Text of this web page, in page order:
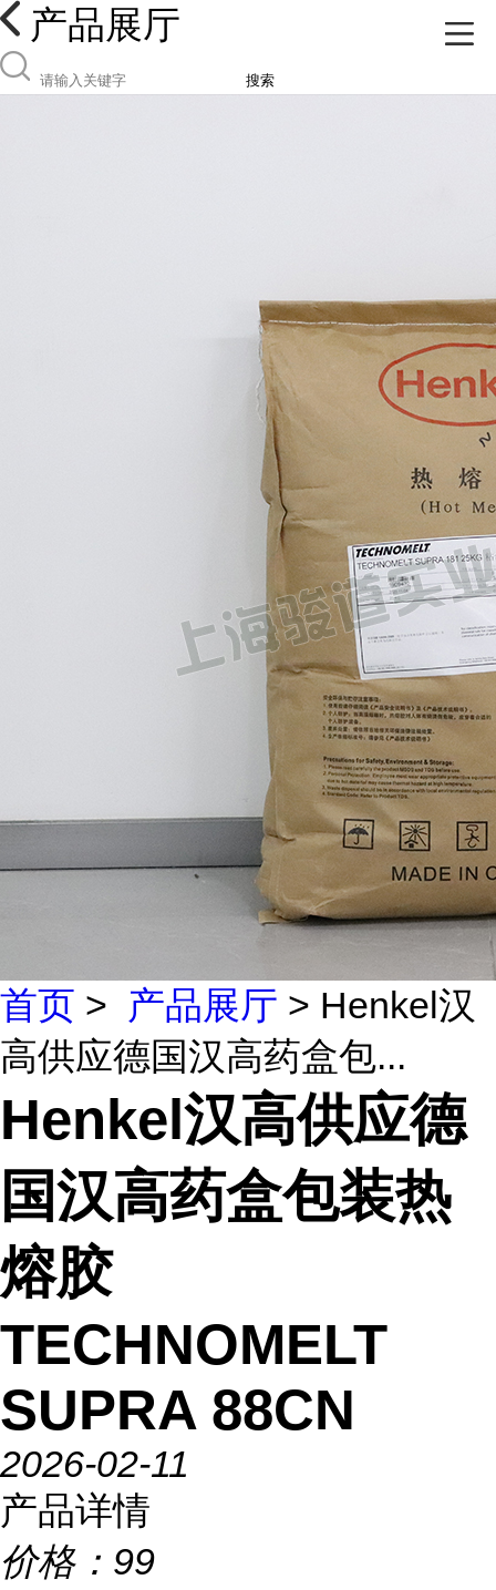
产品展厅
搜索
首页 > 产品展厅 > Henkel汉
高供应德国汉高药盒包...
Henkel汉高供应德
国汉高药盒包装热
熔胶
TECHNOMELT
SUPRA 88CN
2026-02-11
产品详情
价格： 99